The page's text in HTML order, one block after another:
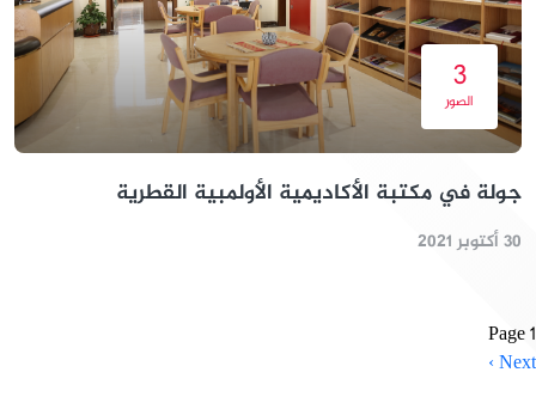
3
الصور
جولة في مكتبة الأكاديمية الأولمبية القطرية
30 أكتوبر 2021
Pagination
Page 1
Next page
Next ›